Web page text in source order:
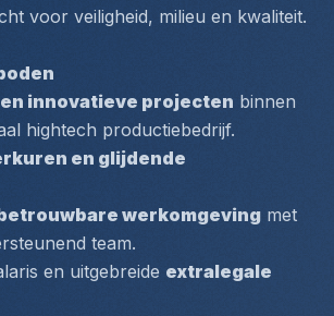
voor veiligheid, milieu en kwaliteit.
innovatieve projecten binnen
hightech productiebedrijf.
en glijdende
werkomgeving met
team.
en uitgebreide extralegale